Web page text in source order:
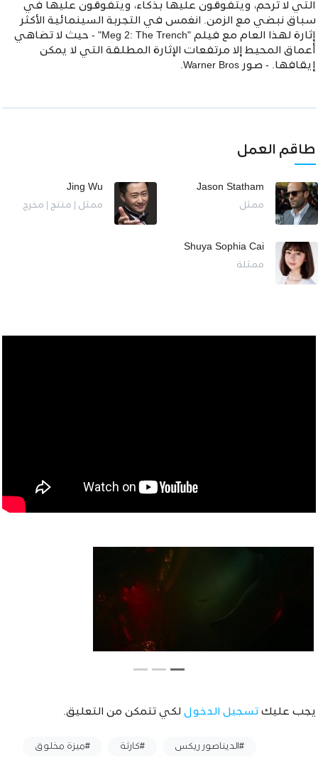
التي لا ترحم، ويتفوقون عليها بذكاء، ويتفوقون عليها في
سباق نبضي مع الزمن. انغمس في التجربة السينمائية الأكثر
إثارة لهذا العام مع فيلم "Meg 2: The Trench" - حيث لا تضاهي
أعماق المحيط إلا مرتفعات الإثارة المطلقة التي لا يمكن
إيقافها. - صور Warner Bros.
طاقم العمل
Jason Statham
ممثل
Jing Wu
ممثل | منتج | مخرج
Shuya Sophia Cai
ممثلة
يجب عليك تسجيل الدخول لكي تتمكن من التعليق.
#الديناصور ريكس #كارثة #ميزة مخلوق